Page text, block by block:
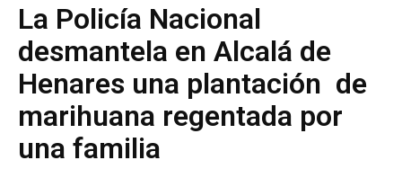
La Policía Nacional
desmantela en Alcalá de
Henares una plantación de
marihuana regentada por
una familia